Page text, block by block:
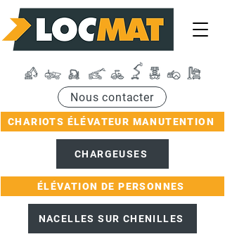
CHARIOTS ÉLÉVATEUR MANUTENTION
ÉLÉVATION DE PERSONNES
Nous contacter
NACELLES SUR CHENILLES
CHARGEUSES